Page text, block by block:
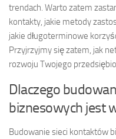
trendach. Warto zatem
kontakty, jakie metody
jakie długoterminowe
Przyjrzyjmy się zatem, jak
rozwoju Twojego
Dlaczego
biznesowych jest
Budowanie sieci kontaktów